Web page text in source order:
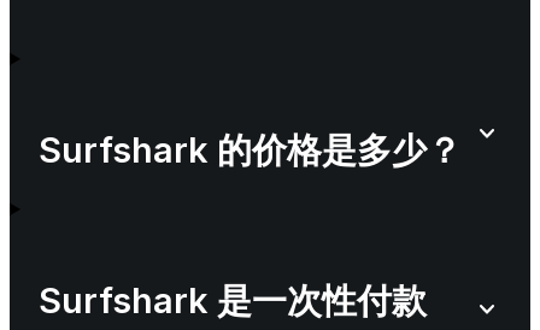
Surfshark 的价格是多少？
Surfshark 是一次性付款